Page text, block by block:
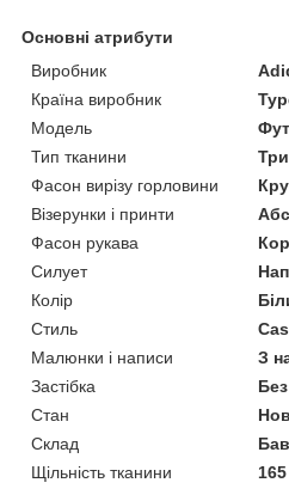
Основні атрибути
Виробник
Країна виробник
Модель
Тип тканини
Фасон вирізу горловини
Візерунки і принти
Фасон рукава
Силует
Колір
Стиль
Малюнки і написи
З
Застібка
Стан
Склад
Щільність тканини